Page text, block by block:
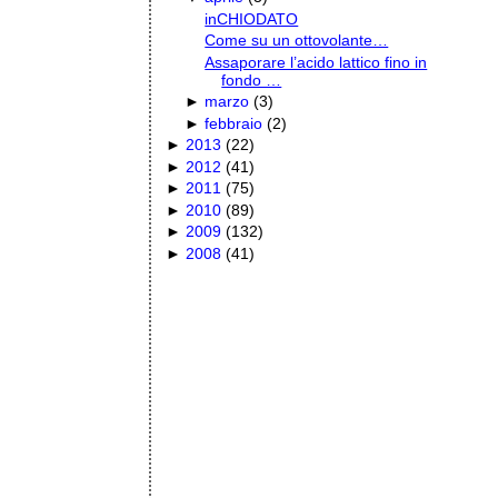
inCHIODATO
Come su un ottovolante…
Assaporare l’acido lattico fino in
fondo …
► marzo (3)
►febbraio (2)
►2013 (22)
► 2012 (41)
►2011 (75)
► 2010 (89)
►2009 (132)
► 2008 (41)